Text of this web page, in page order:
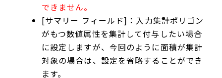
できません。
[サマリー フィールド]：入力集計ポリゴン
がもつ数値属性を集計して付与したい場合
に設定しますが、今回のように面積が集計
対象の場合は、設定を省略することができ
ます。